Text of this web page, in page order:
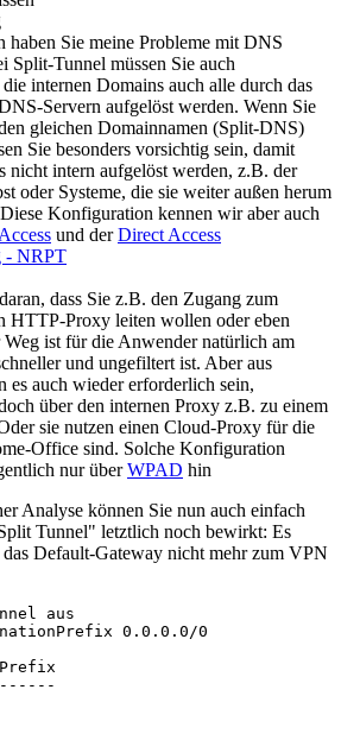
haben Sie meine Probleme mit DNS
Split-Tunnel müssen Sie auch
die internen Domains auch alle durch das
Servern aufgelöst werden. Wenn Sie
gleichen Domainnamen (Split-DNS)
Sie besonders vorsichtig sein, damit
nicht intern aufgelöst werden, z.B. der
oder Systeme, die sie weiter außen herum
Konfiguration kennen wir aber auch
und derDirect Access
- NRPT
dass Sie z.B. den Zugang zum
HTTP-Proxy leiten wollen oder eben
ist für die Anwender natürlich am
und ungefiltert ist. Aber aus
es auch wieder erforderlich sein,
über den internen Proxy z.B. zu einem
sie nutzen einen Cloud-Proxy für die
Office sind. Solche Konfiguration
nur überWPAD hin
Analyse können Sie nun auch einfach
Tunnel" letztlich noch bewirkt: Es
das Default-Gateway nicht mehr zum VPN
aus
0.0.0.0/0